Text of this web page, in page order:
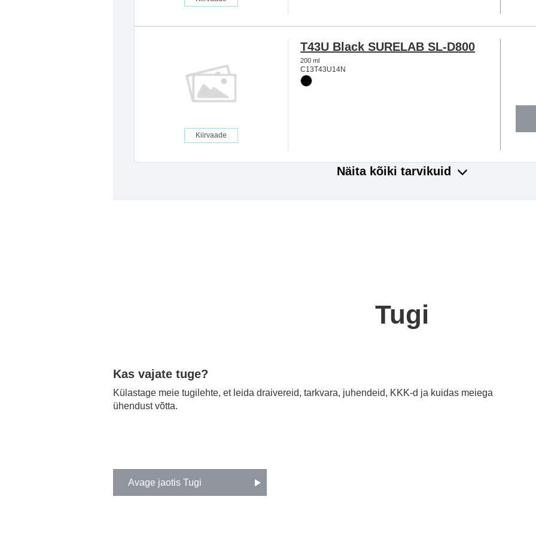
Kiirvaade
T43U Black SURELAB SL-D800
200 ml
C13T43U14N
Näita kõiki tarvikuid
Tugi
Kas vajate tuge?
Külastage meie tugilehte, et leida draivereid, tarkvara, juhendeid, KKK-d ja kuidas meiega
ühendust võtta.
Avage jaotis Tugi